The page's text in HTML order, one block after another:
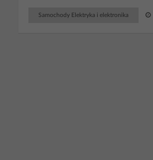
Samochody Elektryka i elektronika